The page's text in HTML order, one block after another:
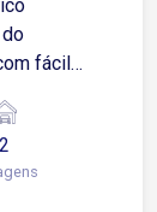
fácil
de
2